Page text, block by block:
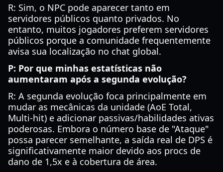
R: Sim, o NPC pode aparecer tanto em
servidores públicos quanto privados. No
entanto, muitos jogadores preferem servidores
públicos porque a comunidade frequentemente
avisa sua localização no chat global.
P: Por que minhas estatísticas não
aumentaram após a segunda evolução?
R: A segunda evolução foca principalmente em
mudar as mecânicas da unidade (AoE Total,
Multi-hit) e adicionar passivas/habilidades ativas
poderosas. Embora o número base de "Ataque"
possa parecer semelhante, a saída real de DPS é
significativamente maior devido aos procs de
dano de 1,5x e à cobertura de área.